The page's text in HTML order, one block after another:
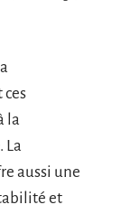
ces
la
La
aussi une
et